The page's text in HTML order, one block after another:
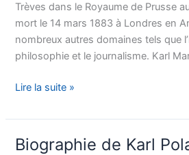
Trèves dans le Royaume de Prusse
mort le 14 mars 1883 à Londres en
nombreux autres domaines tels que
philosophie et le journalisme. Karl
Biographie
Karl
Marx
Lire la suite »
Biographie de Karl